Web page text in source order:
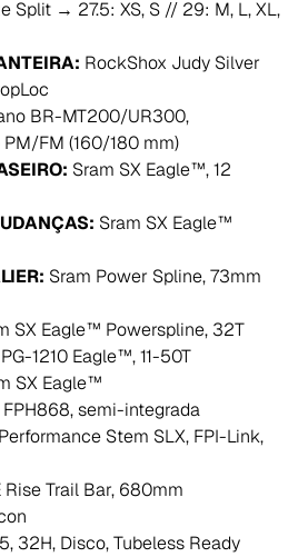
Split → 27.5: XS, S // 29: M, L, XL,
RockShox Judy Silver
BR-MT200/UR300,
FM (160/180 mm)
Sram SX Eagle™, 12
Sram SX Eagle™
Sram Power Spline, 73mm
SX Eagle™ Powerspline, 32T
1210 Eagle™, 11-50T
SX Eagle™
FPH868, semi-integrada
Stem SLX, FPI-Link,
Rise Trail Bar, 680mm
32H, Disco, Tubeless Ready